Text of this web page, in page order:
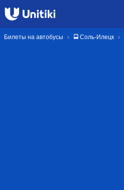
Билеты на автобусы 🚍 Соль-Илецк